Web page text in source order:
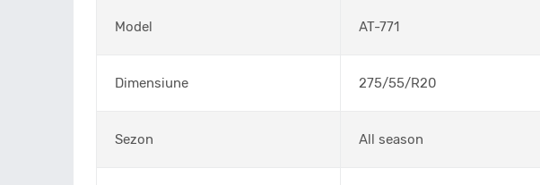
Model AT-771
Dimensiune 275/55/R20
Sezon All season